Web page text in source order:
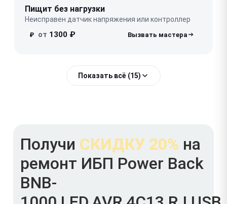
Пищит без нагрузки
Неисправен датчик напряжения или контроллер
₽ от 1300 ₽
Показать всё (15)
Получи СКИДКУ 20% на
ремонт ИБП Power Back
BNB-